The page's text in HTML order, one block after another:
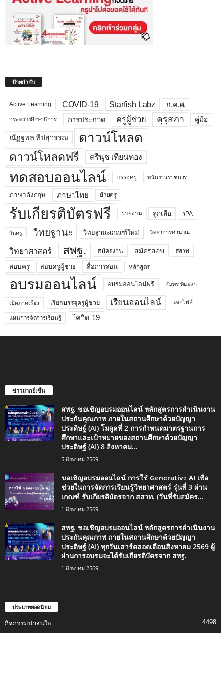
ป้ายกำกับ
Active Learning COVID-19 Starfish Labz ก.ค.ศ.
กระทรวงศึกษาธิการ การประกวด ครูผู้ช่วย คุรุสภา คู่มือ
ณัฏฐพล ทีปสุวรรณ ดาวน์โหลด
ดาวน์โหลดฟรี ตรีนุช เทียนทอง
ทดสอบออนไลน์ บรรจุครู พนักงานราชการ
ภาษาอังกฤษ ภาษาไทย ย้ายครู
รับเกียรติบัตรฟรี รายงาน ลูกเสือ วPA
วันครู วิทยฐานะ วิทยฐานะเกณฑ์ใหม่ วิทยาการคำนวณ
วิทยาศาสตร์ สพฐ. สมัครงาน สมัครสอบ สสวท
สอบครู สอบครูผู้ช่วย สื่อการสอน หลักสูตร
อบรมออนไลน์ อบรมออนไลน์ฟรี อัมพร พินะสา
เปิดภาคเรียน เรียกบรรจุครูผู้ช่วย เรียนออนไลน์ แจกไฟล์
แผนการจัดการเรียนรู้ โควิด 19
ข่าวมากยิ่งขึ้น
สพฐ. ขอเชิญอบรมออนไลน์ หลักสูตรการดำเนินงาน
ประกันคุณภาพ ภายในสถานศึกษาด้วยปัญญา
ประดิษฐ์ (AI) โมดูลที่ 2 การกำหนดมาตรฐานการ
ศึกษาและเป้าหมายของสถานศึกษาด้วยปัญญา
ประดิษฐ์ (AI) 8 สิงหาคม...
5 สิงหาคม 2569
ขอเชิญอบรมออนไลน์ การใช้ Generative AI เพื่อ
ช่วยในการจัดการเรียนรู้วิทยาศาสตร์ รุ่นที่ 3 ผ่าน
เกณฑ์ รับเกียรติบัตรจาก สสวท. (วันที่รับสมัคร...
1 สิงหาคม 2569
สพฐ. ขอเชิญอบรมออนไลน์ หลักสูตรการดำเนินงาน
ประกันคุณภาพ ภายในสถานศึกษาด้วยปัญญา
ประดิษฐ์ (AI) ทุกวันเสาร์ตลอดเดือนสิงหาคม 2569 ผู้
ผ่านการอบรมจะได้รับเกียรติบัตรจาก สพฐ.
1 สิงหาคม 2569
ประเภทยอดนิยม
กิจกรรมน่าสนใจ 4498